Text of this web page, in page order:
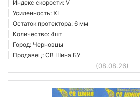
Индекс скорости: V
Усиленность: XL
Остаток протектора: 6 мм
Количество: 4шт
Город: Черновцы
Продавец: СВ Шина БУ
(08.08.26)